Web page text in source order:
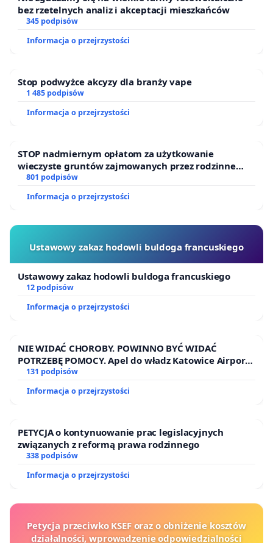
wynikające z intensyfikacji zabudowy: wzrost
sąsiednich zabytkowych kamienic. Specyficzny,
czyni ją wysoce podatną na uszkodzenia w wyniku
ciężkich prac budowlanych.
prywatnym w celu zaoferowania mu innej działki
zamiennej. Takie rozwiązanie pozwoli na
uratowanie Boiska pod Wierzbami przy
odpowiedzialności odszkodowawczej Miasta
wobec kontrahenta.
UZASADNIENIE
Wierzbami wraz z najbliższym sąsiedztwem
stanowi integralną część Dolnego Miasta i jego
Jest to niezbywalny element tożsamości dzielnicy
oraz dziedzictwa solidarności, które w Gdańsku
Miejsce to od lat służy jako istotna, niekomercyjna
bez rzetelnych analiz i akceptacji mieszkańców
345 podpisów
Informacja o przejrzystości
Stop podwyżce akcyzy dla branży vape
1 485 podpisów
Informacja o przejrzystości
STOP nadmiernym opłatom za użytkowanie
wieczyste gruntów zajmowanych przez rodzinne
ogrody działkowe.
801 podpisów
Informacja o przejrzystości
Ustawowy zakaz hodowli buldoga francuskiego
Ustawowy zakaz hodowli buldoga francuskiego
12 podpisów
Informacja o przejrzystości
NIE WIDAĆ CHOROBY. POWINNO BYĆ WIDAĆ
POTRZEBĘ POMOCY. Apel do władz Katowice Airport
o przystąpienie do programu HIDDEN DISABILITIES
NIEPEŁNOSPRAWNOŚCI
131 podpisów
Informacja o przejrzystości
PETYCJA o kontynuowanie prac legislacyjnych
związanych z reformą prawa rodzinnego
338 podpisów
Informacja o przejrzystości
Petycja przeciwko KSEF oraz o obniżenie kosztów
działalności, wprowadzenie odpowiedzialności